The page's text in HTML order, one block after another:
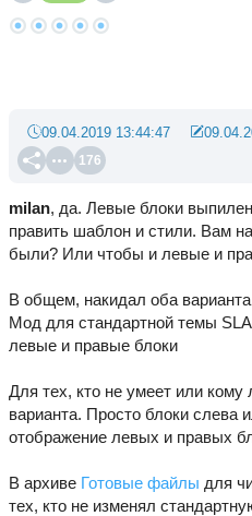
176
09.04.2019 13:44:47
milan, да. Левые блоки
править шаблон и стили. Вам
были? Или чтобы и левые и
В общем, накидал оба
Мод для стандартной темы
левые и правые блоки
Для тех, кто не умеет или
варианта. Просто блоки слева
отображение левых и правых
В архиве Готовые файлы для
тех, кто не изменял